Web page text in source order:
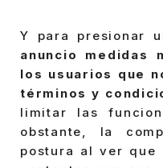
Y para presionar
anuncio medidas
los usuarios que
términos y
limitar las
obstante, la
postura al ver que